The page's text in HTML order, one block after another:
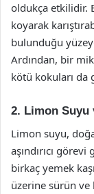
oldukça etkilidir.
koyarak
bulunduğu
Ardından, bir
kötü kokuları da
2. Limon Suyu
Limon suyu,
aşındırıcı
birkaç yemek
üzerine sürün